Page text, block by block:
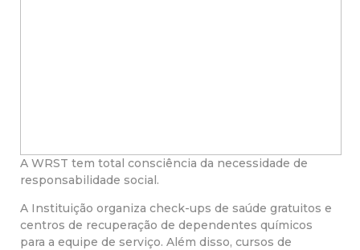
A WRST tem total consciência da necessidade de
responsabilidade social.
A Instituição organiza check-ups de saúde gratuitos e
centros de recuperação de dependentes químicos
para a equipe de serviço. Além disso, cursos de